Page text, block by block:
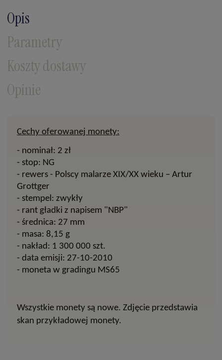
Opis
Parametry
Koszty dostawy
Opinie
Cechy oferowanej monety:
- nominał: 2 zł
- stop: NG
- rewers - Polscy malarze XIX/XX wieku – Artur
Grottger
- stempel: zwykły
- rant gładki z napisem "NBP"
- średnica: 27 mm
- masa: 8,15 g
- nakład: 1 300 000 szt.
- data emisji: 27-10-2010
- moneta w gradingu MS65
Wszystkie monety są nowe. Zdjęcie przedstawia
skan przykładowej monety.